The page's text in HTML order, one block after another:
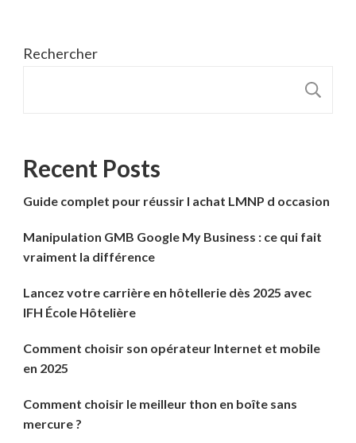
Rechercher
Recent Posts
Guide complet pour réussir l achat LMNP d occasion
Manipulation GMB Google My Business : ce qui fait
vraiment la différence
Lancez votre carrière en hôtellerie dès 2025 avec
IFH École Hôtelière
Comment choisir son opérateur Internet et mobile
en 2025
Comment choisir le meilleur thon en boîte sans
mercure ?